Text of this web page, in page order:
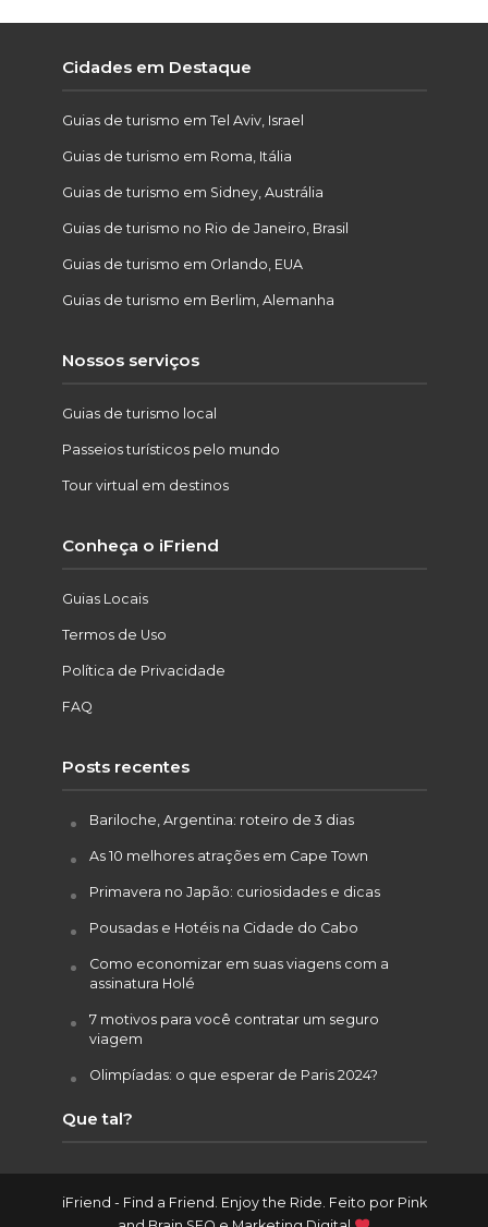
Cidades em Destaque
Guias de turismo em Tel Aviv, Israel
Guias de turismo em Roma, Itália
Guias de turismo em Sidney, Austrália
Guias de turismo no Rio de Janeiro, Brasil
Guias de turismo em Orlando, EUA
Guias de turismo em Berlim, Alemanha
Nossos serviços
Guias de turismo local
Passeios turísticos pelo mundo
Tour virtual em destinos
Conheça o iFriend
Guias Locais
Termos de Uso
Política de Privacidade
FAQ
Posts recentes
Bariloche, Argentina: roteiro de 3 dias
As 10 melhores atrações em Cape Town
Primavera no Japão: curiosidades e dicas
Pousadas e Hotéis na Cidade do Cabo
Como economizar em suas viagens com a
assinatura Holé
7 motivos para você contratar um seguro
viagem
Olimpíadas: o que esperar de Paris 2024?
Que tal?
iFriend - Find a Friend. Enjoy the Ride. Feito por Pink